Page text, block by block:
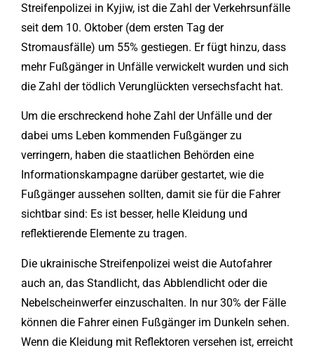
Streifenpolizei in Kyjiw, ist die Zahl der Verkehrsunfälle
seit dem 10. Oktober (dem ersten Tag der
Stromausfälle) um 55% gestiegen. Er fügt hinzu, dass
mehr Fußgänger in Unfälle verwickelt wurden und sich
die Zahl der tödlich Verunglückten versechsfacht hat.
Um die erschreckend hohe Zahl der Unfälle und der
dabei ums Leben kommenden Fußgänger zu
verringern, haben die staatlichen Behörden eine
Informationskampagne darüber gestartet, wie die
Fußgänger aussehen sollten, damit sie für die Fahrer
sichtbar sind: Es ist besser, helle Kleidung und
reflektierende Elemente zu tragen.
Die ukrainische Streifenpolizei weist die Autofahrer
auch an, das Standlicht, das Abblendlicht oder die
Nebelscheinwerfer einzuschalten. In nur 30% der Fälle
können die Fahrer einen Fußgänger im Dunkeln sehen.
Wenn die Kleidung mit Reflektoren versehen ist, erreicht